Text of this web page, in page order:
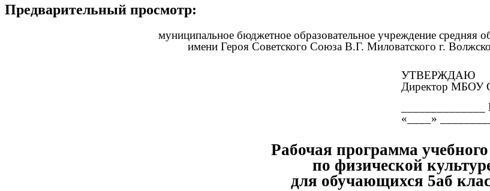
Предварительный просмотр:
муниципальное бюджетное образовательное учреждение средняя
имени Героя Советского Союза В.Г. Миловатского г.
УТВЕРЖДАЮ
Директор
«____»
Рабочая программа
по физической
для обучающихся 5аб